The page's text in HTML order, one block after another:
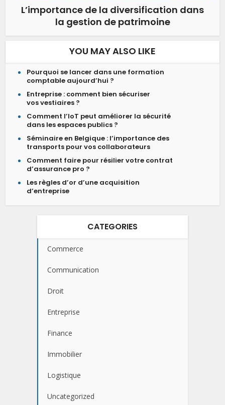
L’importance de la diversification dans
la gestion de patrimoine
YOU MAY ALSO LIKE
Pourquoi se lancer dans une formation
comptable aujourd’hui ?
Entreprise : comment bien sécuriser
vos vestiaires ?
Comment l’IoT peut améliorer la sécurité
dans les espaces publics ?
Séminaire en Belgique : l’importance des
transports pour vos collaborateurs
Comment faire pour résilier votre contrat
d’assurance pro ?
Les règles d’or d’une acquisition
d’entreprise
CATEGORIES
Commerce
Communication
Droit
Entreprise
Finance
Immobilier
Logistique
Uncategorized